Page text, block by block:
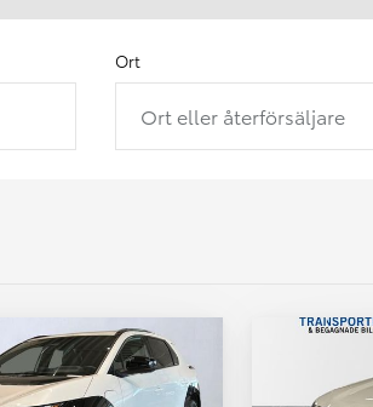
Ort
Ort eller återförsäljare